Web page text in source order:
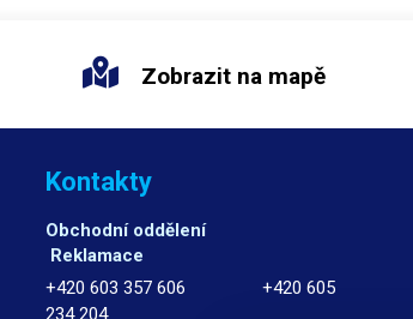
Zobrazit na mapě
Kontakty
Obchodní oddělení
Reklamace
+420 603 357 606 +420 605
234 204